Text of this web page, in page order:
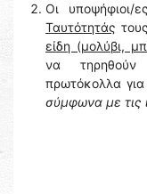
Οι
Ταυτότητάς
είδη (μολύβι,
να τηρηθούν
πρωτόκολλα
σύμφωνα με τις